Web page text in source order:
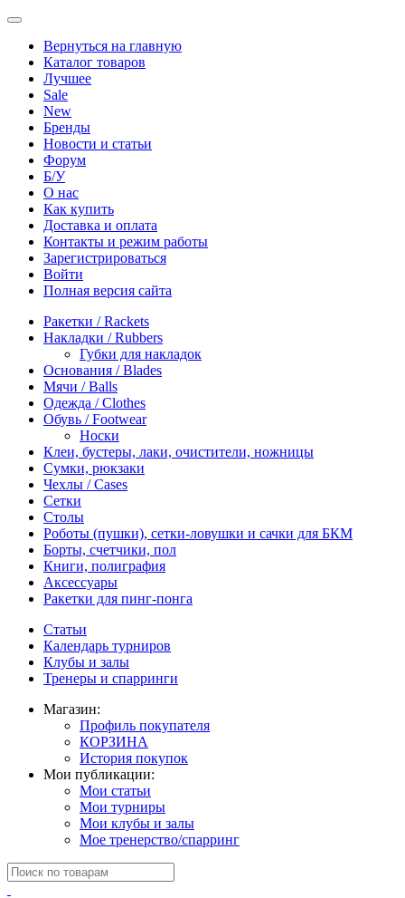
Вернуться на главную
Каталог товаров
Лучшее
Sale
New
Бренды
Новости и статьи
Форум
Б/У
О нас
Как купить
Доставка и оплата
Контакты и режим работы
Зарегистрироваться
Войти
Полная версия сайта
Ракетки / Rackets
Накладки / Rubbers
Губки для накладок
Основания / Blades
Мячи / Balls
Одежда / Clothes
Обувь / Footwear
Носки
Клеи, бустеры, лаки, очистители, ножницы
Сумки, рюкзаки
Чехлы / Cases
Сетки
Столы
Роботы (пушки), сетки-ловушки и сачки для БКМ
Борты, счетчики, пол
Книги, полиграфия
Аксессуары
Ракетки для пинг-понга
Статьи
Календарь турниров
Клубы и залы
Тренеры и спарринги
Магазин:
Профиль покупателя
КОРЗИНА
История покупок
Мои публикации:
Мои статьи
Мои турниры
Мои клубы и залы
Мое тренерство/спарринг